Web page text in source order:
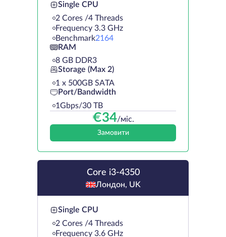
Single CPU
2 Cores /4 Threads
Frequency 3.3 GHz
Benchmark2164
RAM
8 GB DDR3
Storage (Max 2)
1 х 500GB SATA
Port/Bandwidth
1Gbps/30 TB
€34/міс.
Замовити
Core i3-4350
Лондон, UK
Single CPU
2 Cores /4 Threads
Frequency 3.6 GHz